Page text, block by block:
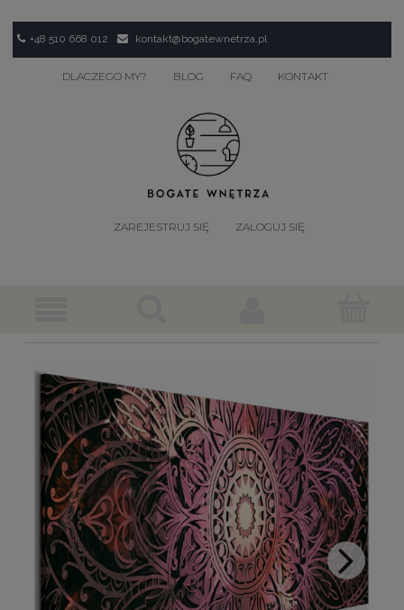
+48 510 668 012 kontakt@bogatewnetrza.pl
DLACZEGO MY? BLOG FAQ KONTAKT
ZAREJESTRUJ SIĘ ZALOGUJ SIĘ